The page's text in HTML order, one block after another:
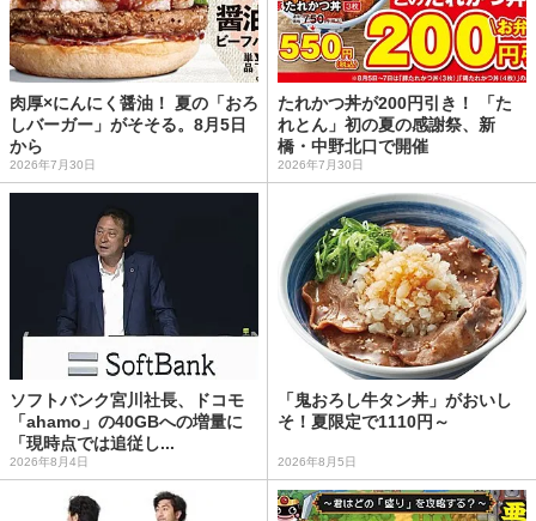
肉厚×にんにく醤油！ 夏の「おろ
しバーガー」がそそる。8月5日
から
2026年7月30日
たれかつ丼が200円引き！ 「た
れとん」初の夏の感謝祭、新
橋・中野北口で開催
2026年7月30日
ソフトバンク宮川社長、ドコモ
「ahamo」の40GBへの増量に
「現時点では追従し...
2026年8月4日
「鬼おろし牛タン丼」がおいし
そ！夏限定で1110円～
2026年8月5日